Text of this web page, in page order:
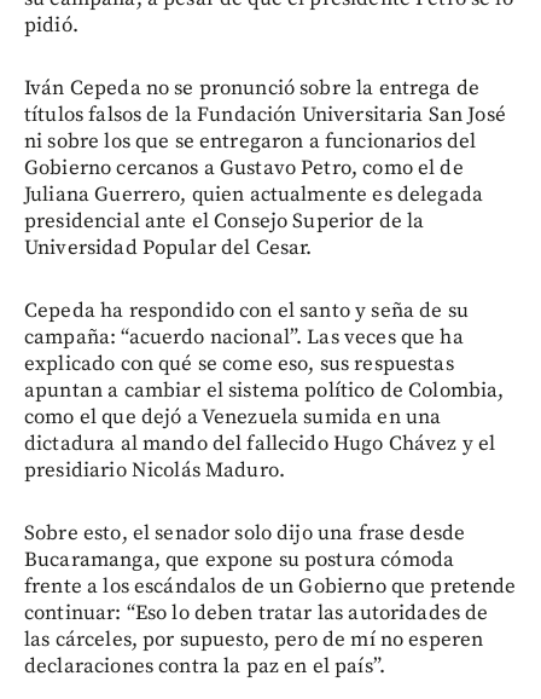
pidió.
Iván Cepeda no se pronunció sobre la entrega de
títulos falsos de la Fundación Universitaria San José
ni sobre los que se entregaron a funcionarios del
Gobierno cercanos a Gustavo Petro, como el de
Juliana Guerrero, quien actualmente es delegada
presidencial ante el Consejo Superior de la
Universidad Popular del Cesar.
Cepeda ha respondido con el santo y seña de su
campaña: “acuerdo nacional”. Las veces que ha
explicado con qué se come eso, sus respuestas
apuntan a cambiar el sistema político de Colombia,
como el que dejó a Venezuela sumida en una
dictadura al mando del fallecido Hugo Chávez y el
presidiario Nicolás Maduro.
Sobre esto, el senador solo dijo una frase desde
Bucaramanga, que expone su postura cómoda
frente a los escándalos de un Gobierno que pretende
continuar: “Eso lo deben tratar las autoridades de
las cárceles, por supuesto, pero de mí no esperen
declaraciones contra la paz en el país”.